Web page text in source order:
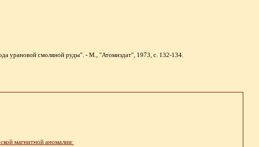
урановой смоляной руды". - М., "Атомиздат", 1973, с. 132-134.
магнитной аномалии: